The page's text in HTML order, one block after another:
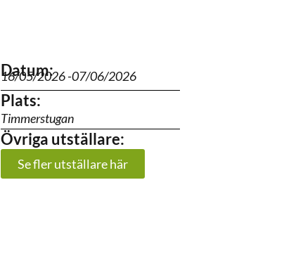
Datum:
16/05/2026 -07/06/2026
Plats:
Timmerstugan
Övriga utställare:
Se fler utställare här